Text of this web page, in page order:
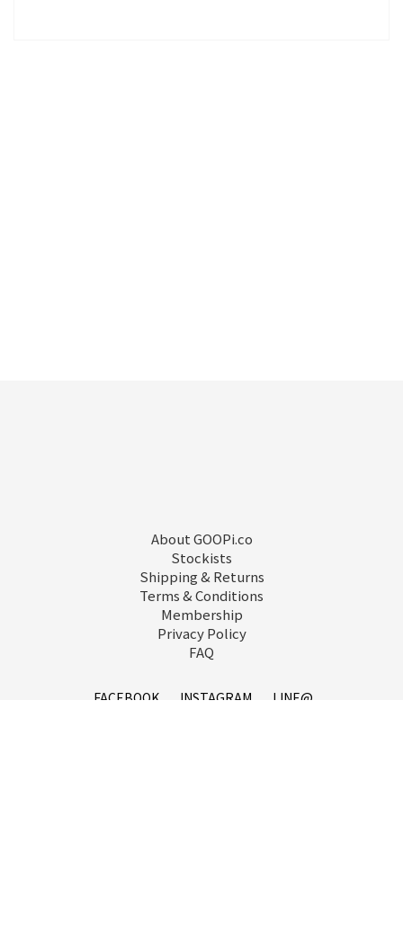
About GOOPi.co
Stockists
Shipping & Returns
Terms & Conditions
Membership
Privacy Policy
FAQ
FACEBOOK INSTAGRAM
LINE@